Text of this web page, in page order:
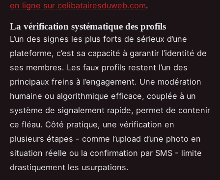
en ligne sur celibatairesduweb.com.
La vérification systématique des profils
L’un des signes les plus forts de sérieux d’une
plateforme, c’est sa capacité à garantir l’identité de
ses membres. Les faux profils restent l’un des
principaux freins à l’engagement. Une modération
humaine ou algorithmique efficace, couplée à un
système de signalement rapide, permet de contenir
ce fléau. Côté pratique, une vérification en
plusieurs étapes - comme l’upload d’une photo en
situation réelle ou la confirmation par SMS - limite
drastiquement les usurpations.